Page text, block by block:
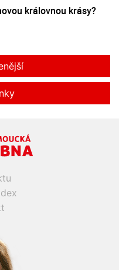
královnou krásy?